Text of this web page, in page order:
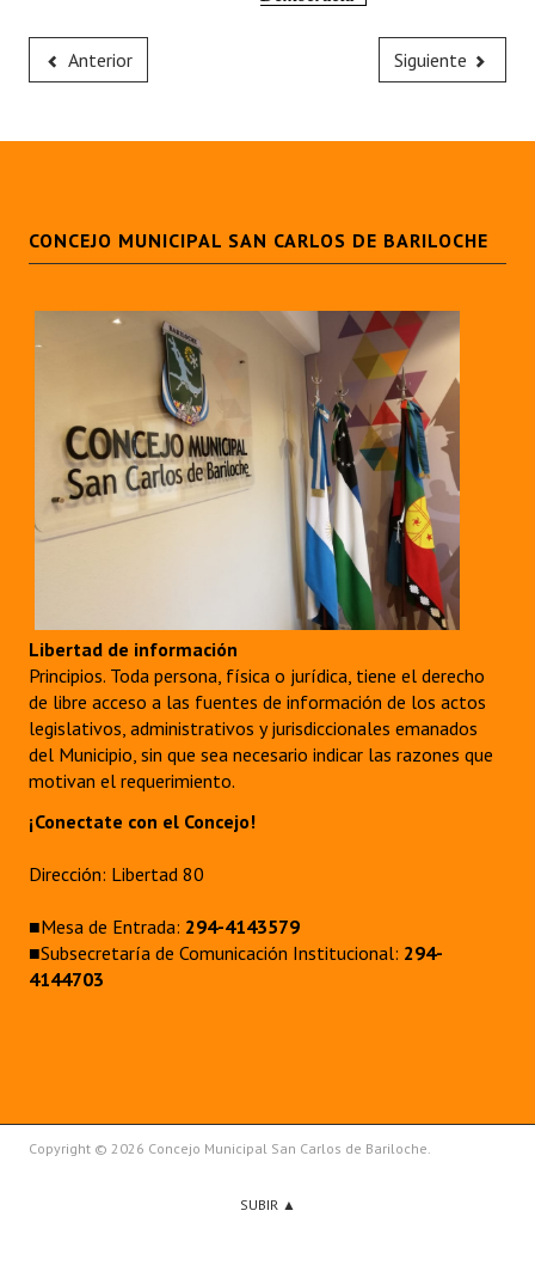
Anterior Siguiente
CONCEJO MUNICIPAL SAN CARLOS DE BARILOCHE
Libertad de información
Principios. Toda persona, física o jurídica, tiene el derecho
de libre acceso a las fuentes de información de los actos
legislativos, administrativos y jurisdiccionales emanados
del Municipio, sin que sea necesario indicar las razones que
motivan el requerimiento.
¡Conectate con el Concejo!
Dirección: Libertad 80
■Mesa de Entrada: 294-4143579
■Subsecretaría de Comunicación Institucional: 294-
4144703
Copyright © 2026 Concejo Municipal San Carlos de Bariloche.
SUBIR ▲